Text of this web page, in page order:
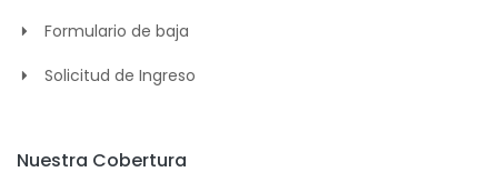
Formulario de baja
Solicitud de Ingreso
Nuestra Cobertura